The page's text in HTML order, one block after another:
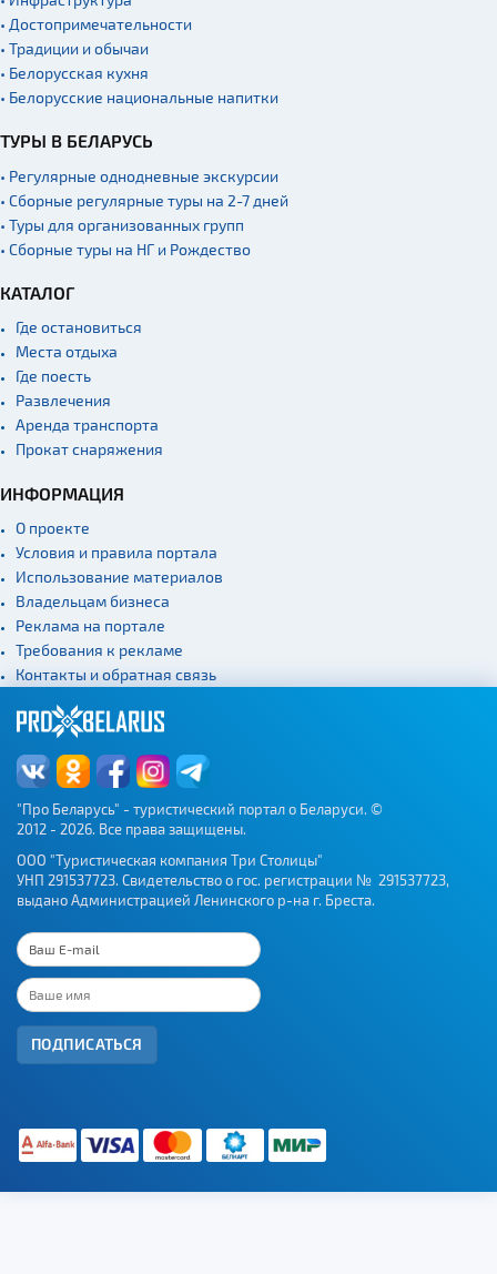
• Достопримечательности
• Традиции и обычаи
• Белорусская кухня
• Белорусские национальные напитки
ТУРЫ В БЕЛАРУСЬ
• Регулярные однодневные экскурсии
• Сборные регулярные туры на 2-7 дней
• Туры для организованных групп
• Сборные туры на НГ и Рождество
КАТАЛОГ
Где остановиться
Места отдыха
Где поесть
Развлечения
Аренда транспорта
Прокат снаряжения
ИНФОРМАЦИЯ
О проекте
Условия и правила портала
Использование материалов
Владельцам бизнеса
Реклама на портале
Требования к рекламе
Контакты и обратная связь
"Про Беларусь" - туристический портал о Беларуси. ©
2012 - 2026. Все права защищены.
ООО "Туристическая компания Три Столицы"
УНП 291537723. Свидетельство о гос. регистрации № 291537723,
выдано Администрацией Ленинского р-на г. Бреста.
ПОДПИСАТЬСЯ